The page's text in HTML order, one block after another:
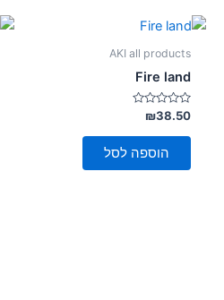
AKI all products
Fire land
דורג
0
מתוך
₪38.50
הוספה לסל